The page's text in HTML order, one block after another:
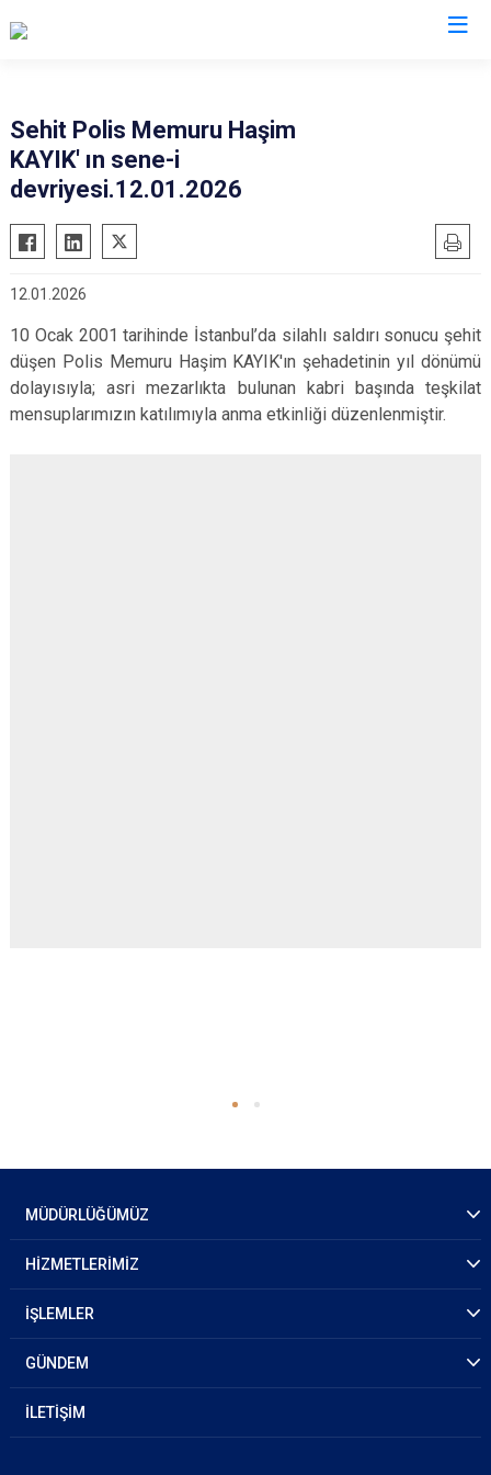
Sehit Polis Memuru Haşim
KAYIK' ın sene-i
devriyesi.12.01.2026
12.01.2026
10 Ocak 2001 tarihinde İstanbul’da silahlı saldırı sonucu şehit
düşen Polis Memuru Haşim KAYIK'ın şehadetinin yıl dönümü
dolayısıyla; asri mezarlıkta bulunan kabri başında teşkilat
mensuplarımızın katılımıyla anma etkinliği düzenlenmiştir.
MÜDÜRLÜĞÜMÜZ
HİZMETLERİMİZ
İŞLEMLER
GÜNDEM
İLETİŞİM